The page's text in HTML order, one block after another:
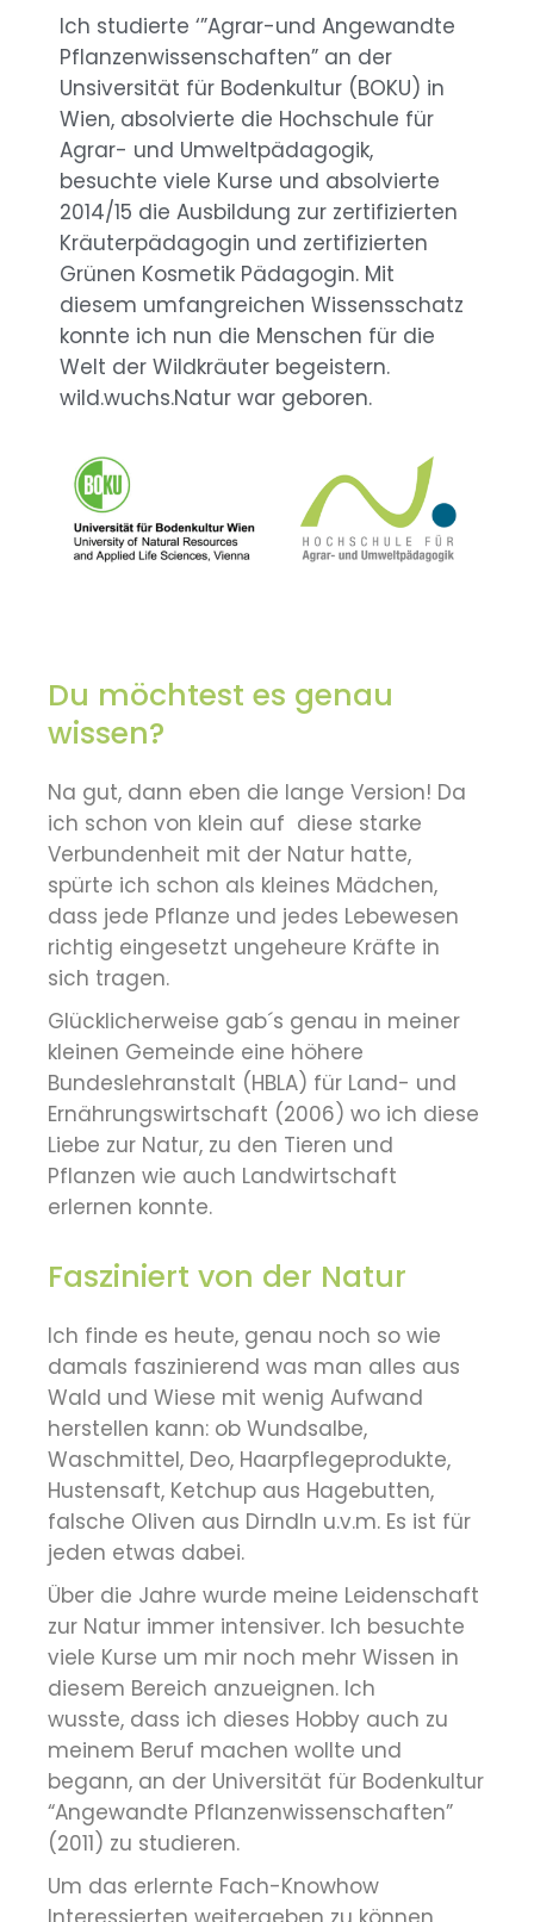
Ich studierte ‘”Agrar-und Angewandte
Pflanzenwissenschaften” an der
Unsiversität für Bodenkultur (BOKU) in
Wien, absolvierte die Hochschule für
Agrar- und Umweltpädagogik,
besuchte viele Kurse und absolvierte
2014/15 die Ausbildung zur zertifizierten
Kräuterpädagogin und zertifizierten
Grünen Kosmetik Pädagogin. Mit
diesem umfangreichen Wissensschatz
konnte ich nun die Menschen für die
Welt der Wildkräuter begeistern.
wild.wuchs.Natur war geboren.
Du möchtest es genau
wissen?
Na gut, dann eben die lange Version! Da
ich schon von klein auf diese starke
Verbundenheit mit der Natur hatte,
spürte ich schon als kleines Mädchen,
dass jede Pflanze und jedes Lebewesen
richtig eingesetzt ungeheure Kräfte in
sich tragen.
Glücklicherweise gab´s genau in meiner
kleinen Gemeinde eine höhere
Bundeslehranstalt (HBLA) für Land- und
Ernährungswirtschaft (2006) wo ich diese
Liebe zur Natur, zu den Tieren und
Pflanzen wie auch Landwirtschaft
erlernen konnte.
Fasziniert von der Natur
Ich finde es heute, genau noch so wie
damals faszinierend was man alles aus
Wald und Wiese mit wenig Aufwand
herstellen kann: ob Wundsalbe,
Waschmittel, Deo, Haarpflegeprodukte,
Hustensaft, Ketchup aus Hagebutten,
falsche Oliven aus Dirndln u.v.m. Es ist für
jeden etwas dabei.
Über die Jahre wurde meine Leidenschaft
zur Natur immer intensiver. Ich besuchte
viele Kurse um mir noch mehr Wissen in
diesem Bereich anzueignen. Ich
wusste, dass ich dieses Hobby auch zu
meinem Beruf machen wollte und
begann, an der Universität für Bodenkultur
“Angewandte Pflanzenwissenschaften”
(2011) zu studieren.
Um das erlernte Fach-Knowhow